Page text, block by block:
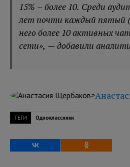
15% – более 10. Среди
лет почти каждый пятый
него более 10 активных
сети», — добавили
ТЕГИ Одноклассники